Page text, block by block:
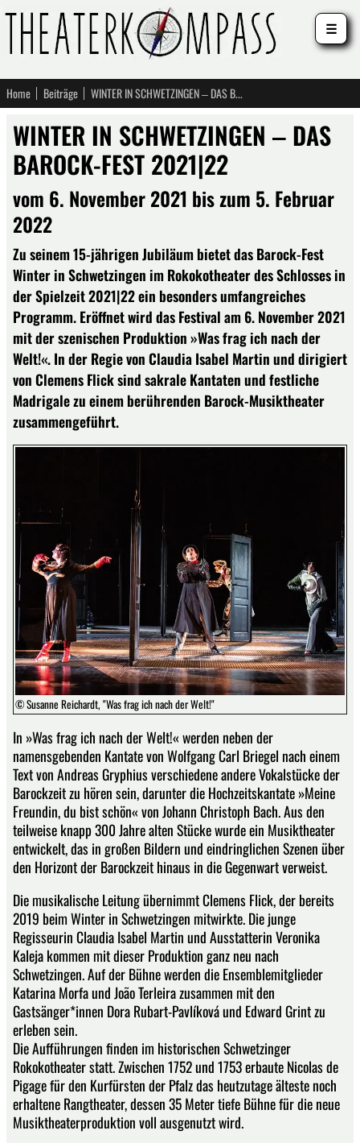
Home Beiträge WINTER IN SCHWETZINGEN ‒ DAS BAROCK-FEST 2021|22
WINTER IN SCHWETZINGEN ‒ DAS
BAROCK-FEST 2021|22
vom 6. November 2021 bis zum 5. Februar
2022
Zu seinem 15-jährigen Jubiläum bietet das Barock-Fest
Winter in Schwetzingen im Rokokotheater des Schlosses in
der Spielzeit 2021|22 ein besonders umfangreiches
Programm. Eröffnet wird das Festival am 6. November 2021
mit der szenischen Produktion »Was frag ich nach der
Welt!«. In der Regie von Claudia Isabel Martin und dirigiert
von Clemens Flick sind sakrale Kantaten und festliche
Madrigale zu einem berührenden Barock-Musiktheater
zusammengeführt.
© Susanne Reichardt, "Was frag ich nach der Welt!"
In »Was frag ich nach der Welt!« werden neben der
namensgebenden Kantate von Wolfgang Carl Briegel nach einem
Text von Andreas Gryphius verschiedene andere Vokalstücke der
Barockzeit zu hören sein, darunter die Hochzeitskantate »Meine
Freundin, du bist schön« von Johann Christoph Bach. Aus den
teilweise knapp 300 Jahre alten Stücke wurde ein Musiktheater
entwickelt, das in großen Bildern und eindringlichen Szenen über
den Horizont der Barockzeit hinaus in die Gegenwart verweist.
Die musikalische Leitung übernimmt Clemens Flick, der bereits
2019 beim Winter in Schwetzingen mitwirkte. Die junge
Regisseurin Claudia Isabel Martin und Ausstatterin Veronika
Kaleja kommen mit dieser Produktion ganz neu nach
Schwetzingen. Auf der Bühne werden die Ensemblemitglieder
Katarina Morfa und João Terleira zusammen mit den
Gastsänger*innen Dora Rubart-Pavlíková und Edward Grint zu
erleben sein.
Die Aufführungen finden im historischen Schwetzinger
Rokokotheater statt. Zwischen 1752 und 1753 erbaute Nicolas de
Pigage für den Kurfürsten der Pfalz das heutzutage älteste noch
erhaltene Rangtheater, dessen 35 Meter tiefe Bühne für die neue
Musiktheaterproduktion voll ausgenutzt wird.
☰